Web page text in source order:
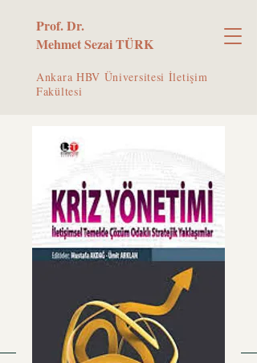
Prof. Dr.
Mehmet Sezai TÜRK
Ankara HBV Üniversitesi İletişim
Fakültesi